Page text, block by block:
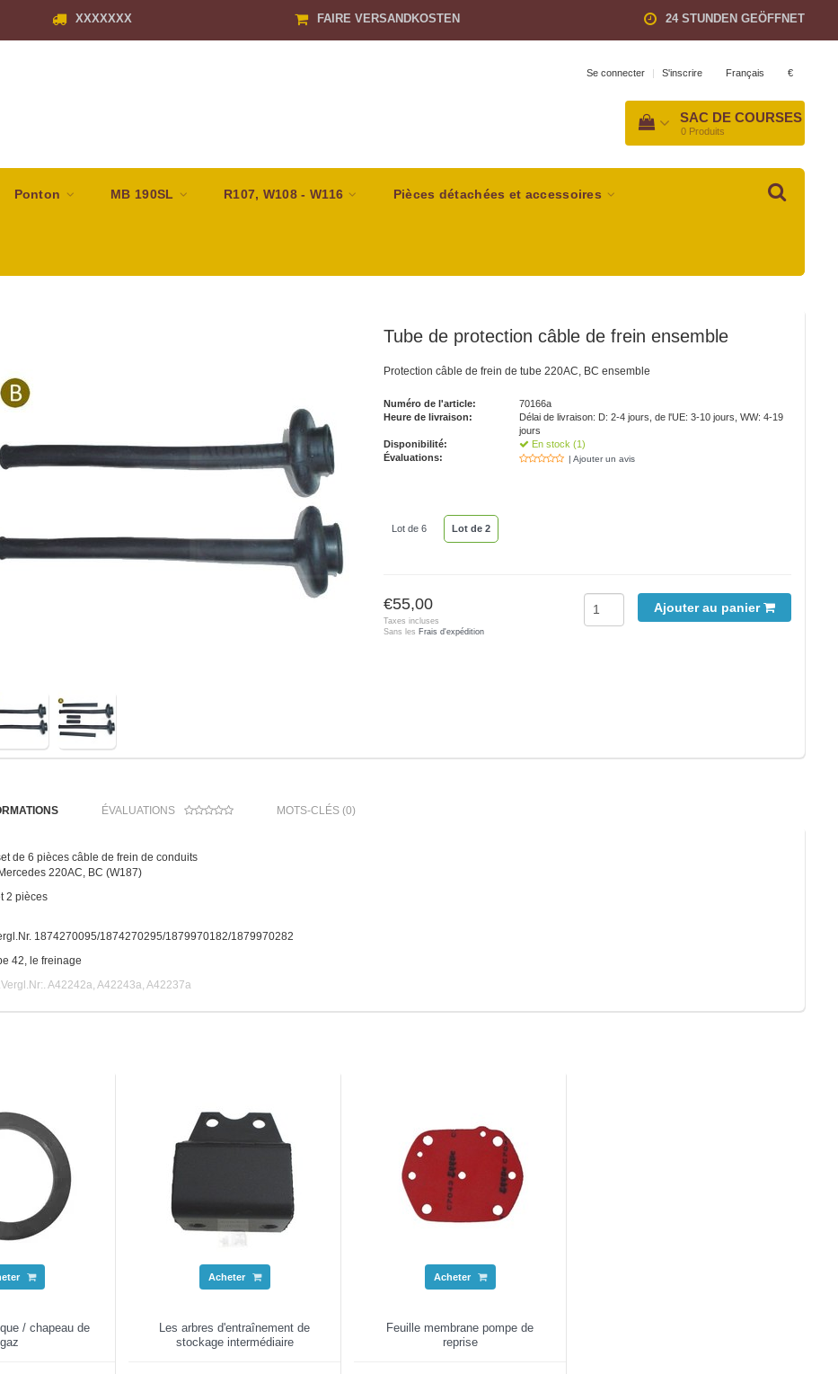
XXXXXXX FAIRE VERSANDKOSTEN 24 STUNDEN GEÖFFNET
Se connecter | S'inscrire Français €
SAC DE COURSES
0 Produits
Ponton MB 190SL R107, W108 - W116 Pièces détachées et accessoires
Tube de protection câble de frein ensemble
Protection câble de frein de tube 220AC, BC ensemble
Numéro de l'article:
70166a
Heure de livraison:
Délai de livraison: D: 2-4 jours, de l'UE: 3-10 jours, WW: 4-19
jours
Disponibilité:
En stock (1)
Évaluations:
| Ajouter un avis
Lot de 6 Lot de 2
€55,00
Taxes incluses
Sans les Frais d'expédition
Ajouter au panier
ÉVALUATIONS MOTS-CLÉS (0)
de 6 pièces câble de frein de conduits
220AC, BC (W187)
2 pièces
1874270095/1874270295/1879970182/1879970282
42, le freinage
A42242a, A42243a, A42237a
/ chapeau de
gaz
Acheter
Les arbres d'entraînement de
stockage intermédiaire
Acheter
Feuille membrane pompe de
reprise